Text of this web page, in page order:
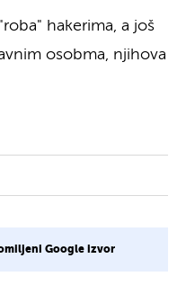
hakerima, a još
osobma, njihova
Google izvor